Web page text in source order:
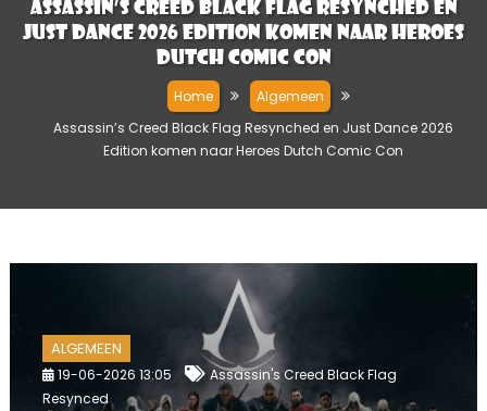
Assassin’s Creed Black Flag Resynched en
Just Dance 2026 Edition komen naar Heroes
Dutch Comic Con
Home
Algemeen
Assassin’s Creed Black Flag Resynched en Just Dance 2026
Edition komen naar Heroes Dutch Comic Con
ALGEMEEN
19-06-2026 13:05
Assassin's Creed Black Flag
Resynced